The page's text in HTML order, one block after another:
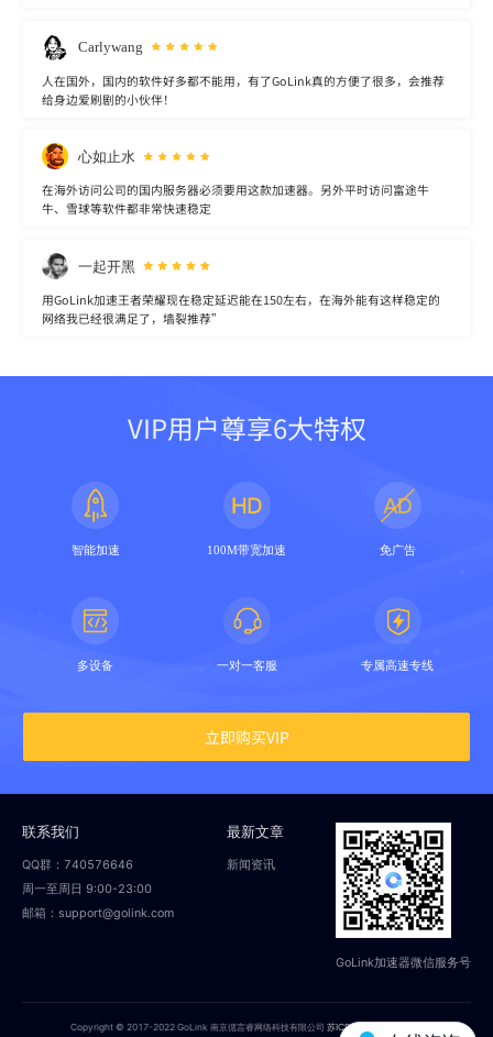
Carlywang
人在国外，国内的软件好多都不能用，有了GoLink真的方便了很多，会推荐
给身边爱刷剧的小伙伴！
心如止水
在海外访问公司的国内服务器必须要用这款加速器。另外平时访问富途牛
牛、雪球等软件都非常快速稳定
一起开黑
用GoLink加速王者荣耀现在稳定延迟能在150左右，在海外能有这样稳定的
网络我已经很满足了，墙裂推荐”
VIP用户尊享6大特权
智能加速 100M带宽加速 免广告
多设备 一对一客服 专属高速专线
立即购买VIP
联系我们
QQ群：740576646
周一至周日 9:00-23:00
邮箱：support@golink.com
最新文章
新闻资讯
GoLink加速器微信服务号
Copyright © 2017-2022 GoLink 南京偲言睿网络科技有限公司苏ICP备18014251号-2